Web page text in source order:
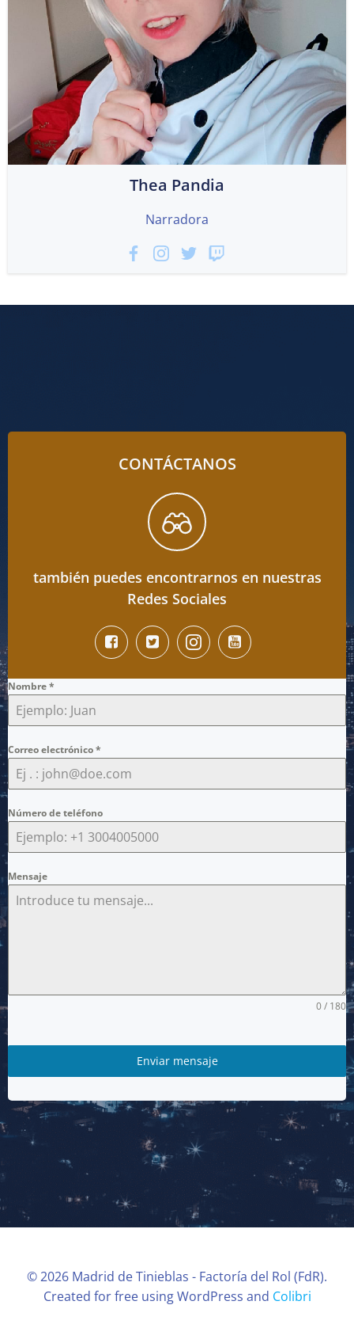
Thea Pandia
Narradora
CONTÁCTANOS
también puedes encontrarnos en nuestras
Redes Sociales
Nombre*
Correo electrónico*
Número de teléfono
Mensaje
0 / 180
Enviar mensaje
© 2026 Madrid de Tinieblas - Factoría del Rol (FdR).
Created for free using WordPress and Colibri